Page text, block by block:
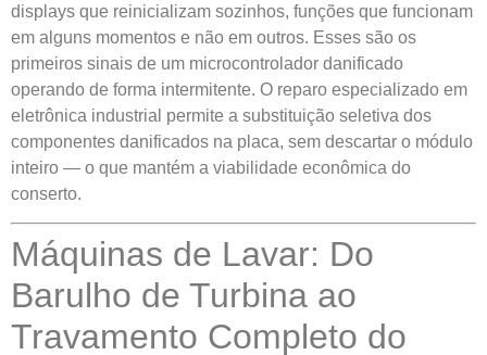
displays que reinicializam sozinhos, funções que funcionam
em alguns momentos e não em outros. Esses são os
primeiros sinais de um microcontrolador danificado
operando de forma intermitente. O reparo especializado em
eletrônica industrial permite a substituição seletiva dos
componentes danificados na placa, sem descartar o módulo
inteiro — o que mantém a viabilidade econômica do
conserto.
Máquinas de Lavar: Do
Barulho de Turbina ao
Travamento Completo do